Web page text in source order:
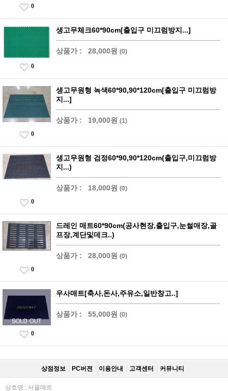
0
생고무체크60*90cm[출입구 미끄럼방지...]
상품가 : 28,000원 (0)
0
생고무원형 녹색60*90,90*120cm[출입구 미끄럼방
지...]
상품가 : 19,000원 (1)
0
생고무원형 검정60*90,90*120cm(출입구,미끄럼방
지...)
상품가 : 18,000원 (0)
0
드레인 매트60*90cm(공사현장,출입구,눈썰매장,골
프장,계단및데크..)
상품가 : 28,000원 (0)
0
우사매트[축사,돈사,주유소,일반창고..]
상품가 : 55,000원 (0)
0
상점정보 PC버젼 이용안내 고객센터 커뮤니티
상호명 : 서울매트